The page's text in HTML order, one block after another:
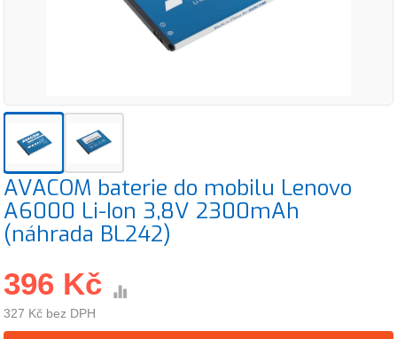
AVACOM baterie do mobilu Lenovo
A6000 Li-Ion 3,8V 2300mAh
(náhrada BL242)
396 Kč
327 Kč bez DPH